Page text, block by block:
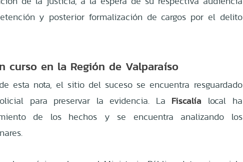
y posterior formalización de cargos por el delito
curso en la Región de Valparaíso
esta nota, el sitio del suceso se encuentra resguardado
para preservar la evidencia. La Fiscalía local ha
de los hechos y se encuentra analizando los